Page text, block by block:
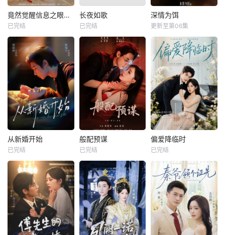
竟然觉醒信息之眼，我转身进入反派大营
已完结
长夜如歌
已完结
深情为饵
更新至第06集
从新婚开始
已完结
般配预谋
已完结
偏爱降临时
已完结